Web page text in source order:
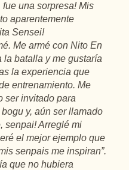
una sorpresa! Mis
aparentemente
Sensei!
Me armé con Nito En
la batalla y me gustaría
la experiencia que
entrenamiento. Me
ser invitado para
y, aún ser llamado
senpai! Arreglé mi
el mejor ejemplo que
senpais me inspiran”.
que no hubiera